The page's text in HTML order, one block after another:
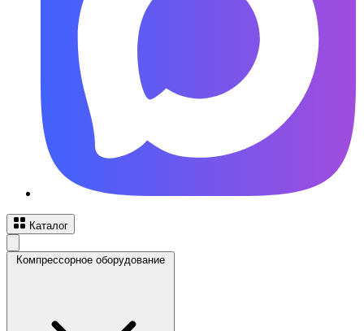
Каталог
Компрессорное оборудование